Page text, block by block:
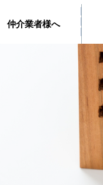
仲介業者様へ